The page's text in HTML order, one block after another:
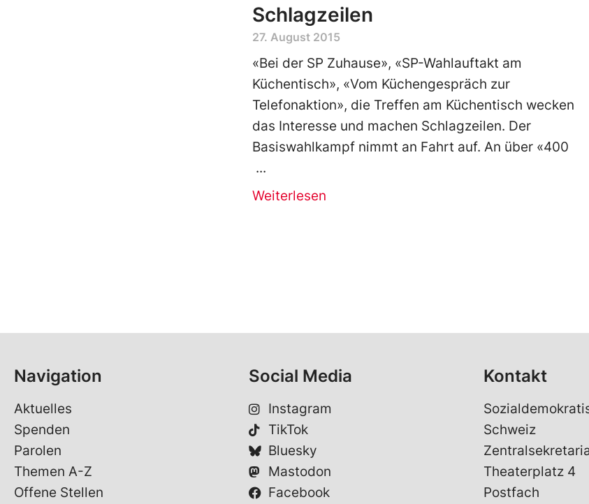
Schlagzeilen
27. August 2015
«Bei der SP Zuhause», «SP-Wahlauftakt am
Küchentisch», «Vom Küchengespräch zur
Telefonaktion», die Treffen am Küchentisch wecken
das Interesse und machen Schlagzeilen. Der
Basiswahlkampf nimmt an Fahrt auf. An über «400
Weiterlesen
Navigation
Aktuelles
Spenden
Parolen
Themen A-Z
Offene Stellen
Social Media
Instagram
TikTok
Bluesky
Mastodon
Facebook
Kontakt
Schweiz
Theaterplatz 4
Postfach